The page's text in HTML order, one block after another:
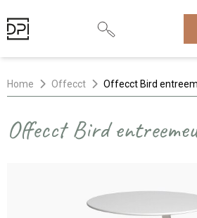
Home Offecct Offecct Bird
Offecct Bird